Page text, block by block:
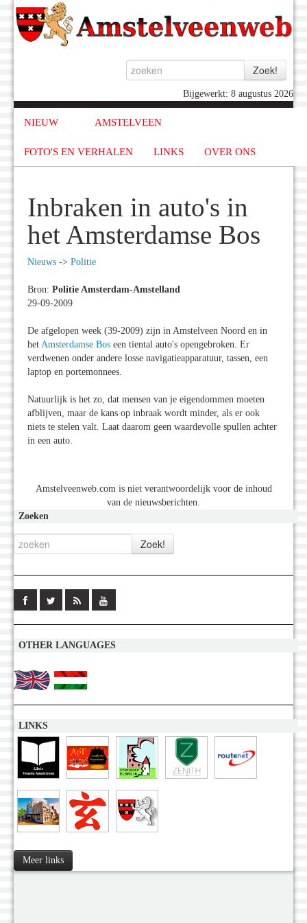
Bijgewerkt: 8 augustus 2026
NIEUW AMSTELVEEN
FOTO'S EN VERHALEN LINKS OVER ONS
Inbraken in auto's in
het Amsterdamse Bos
Nieuws -> Politie
Bron: Politie Amsterdam-Amstelland
29-09-2009
De afgelopen week (39-2009) zijn in Amstelveen Noord en in
het Amsterdamse Bos een tiental auto's opengebroken. Er
verdwenen onder andere losse navigatieapparatuur, tassen, een
laptop en portemonnees.
Natuurlijk is het zo, dat mensen van je eigendommen moeten
afblijven, maar de kans op inbraak wordt minder, als er ook
niets te stelen valt. Laat daarom geen waardevolle spullen achter
in een auto.
Amstelveenweb.com is niet verantwoordelijk voor de inhoud
van de nieuwsberichten.
Zoeken
OTHER LANGUAGES
LINKS
Meer links